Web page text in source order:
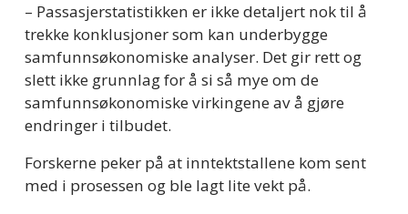
– Passasjerstatistikken er ikke detaljert nok til å
trekke konklusjoner som kan underbygge
samfunnsøkonomiske analyser. Det gir rett og
slett ikke grunnlag for å si så mye om de
samfunnsøkonomiske virkingene av å gjøre
endringer i tilbudet.
Forskerne peker på at inntektstallene kom sent
med i prosessen og ble lagt lite vekt på.